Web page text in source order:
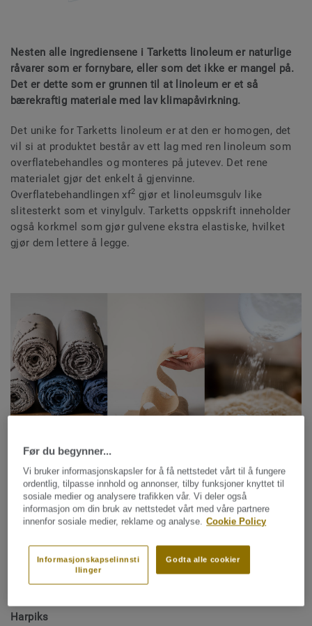
Nesten alle ingrediensene i Tarketts linoleum er naturlige
råvarer som er fornybare, eller som det ikke er mangel på.
Det er dette som er grunnen til at linoleum er et så
bærekraftig materiale med lav klimapåvirkning.
Det unike for Tarketts linoleum er at den er homogen, det
vil si at produktet består av ett lag med ren linoleum som
overflatebehandles og monteres på jutevev. Det rene
materialet gjør det enkelt å gjenvinne.
Overflatebehandlingen xf2 gjør et linoleumsgulv like
slitesterkt som et vinylgulv. Tarketts oppskrift inneholder
også korkmel som gjør gulvene ekstra elastiske, hvilket
gjør dem lettere å legge.
Linolje
Linolje kommer fra lin, en avling som høstes ca. hundre
råvare. Tarkett bruker lin fra spesifikke økologiske bønder,
og oljen presses lokalt i nærheten av anlegget i Narni i
Italia.
Harpiks
Før du begynner...
Vi bruker informasjonskapsler for å få nettstedet vårt til å fungere
ordentlig, tilpasse innhold og annonser, tilby funksjoner knyttet til
sosiale medier og analysere trafikken vår. Vi deler også
informasjon om din bruk av nettstedet vårt med våre partnere
innenfor sosiale medier, reklame og analyse. Cookie Policy
Godta alle cookier
Informasjonskapselinnsti
llinger